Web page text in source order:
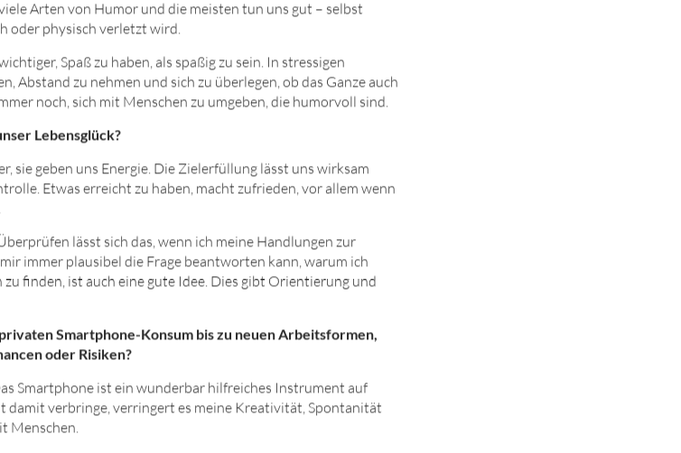
Arten von Humor und die meisten tun uns gut – selbst
oder physisch verletzt wird.
Spaß zu haben, als spaßig zu sein. In stressigen
Abstand zu nehmen und sich zu überlegen, ob das Ganze auch
noch, sich mit Menschen zu umgeben, die humorvoll sind.
Lebensglück?
sie geben uns Energie. Die Zielerfüllung lässt uns wirksam
Etwas erreicht zu haben, macht zufrieden, vor allem wenn
lässt sich das, wenn ich meine Handlungen zur
immer plausibel die Frage beantworten kann, warum ich
finden, ist auch eine gute Idee. Dies gibt Orientierung und
Smartphone-Konsum bis zu neuen Arbeitsformen,
oder Risiken?
Smartphone ist ein wunderbar hilfreiches Instrument auf
damit verbringe, verringert es meine Kreativität, Spontanität
Menschen.